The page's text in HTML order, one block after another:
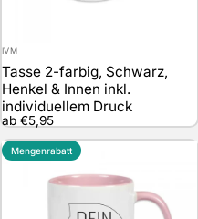
Anbieter:
IVM
Tasse 2-farbig, Schwarz,
Henkel & Innen inkl.
individuellem Druck
ab €5,95
Mengenrabatt